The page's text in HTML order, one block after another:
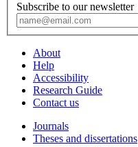
Subscribe to our newsletter
About
Help
Accessibility
Research Guide
Contact us
Journals
Theses and dissertations